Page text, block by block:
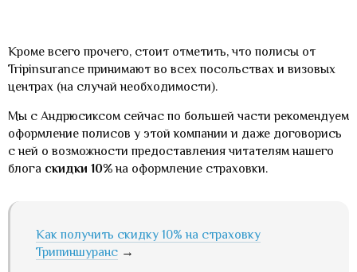
Кроме всего прочего, стоит отметить, что полисы от
Tripinsurance принимают во всех посольствах и визовых
центрах (на случай необходимости).
Мы с Андрюсиксом сейчас по большей части рекомендуем
оформление полисов у этой компании и даже договорись
с ней о возможности предоставления читателям нашего
блога скидки 10%на оформление страховки.
Как получить скидку 10% на страховку
Трипиншуранс →